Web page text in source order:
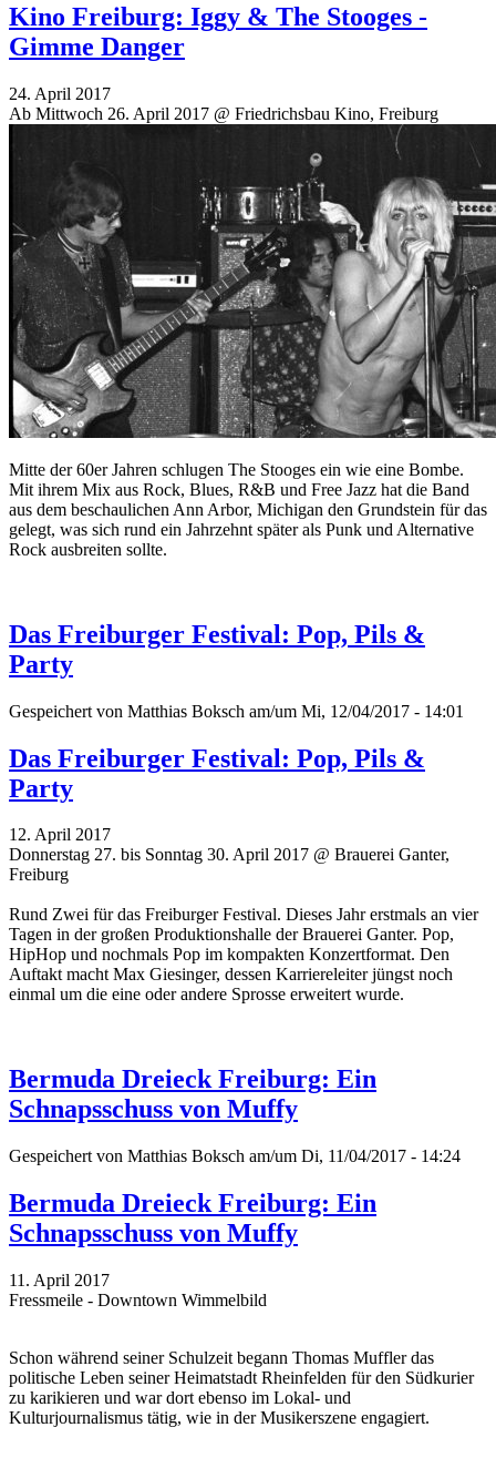
Kino Freiburg: Iggy & The Stooges -
Gimme Danger
24. April 2017
Ab Mittwoch 26. April 2017 @ Friedrichsbau Kino, Freiburg
Mitte der 60er Jahren schlugen The Stooges ein wie eine Bombe.
Mit ihrem Mix aus Rock, Blues, R&B und Free Jazz hat die Band
aus dem beschaulichen Ann Arbor, Michigan den Grundstein für das
gelegt, was sich rund ein Jahrzehnt später als Punk und Alternative
Rock ausbreiten sollte.
Das Freiburger Festival: Pop, Pils &
Party
Gespeichert von Matthias Boksch am/um Mi, 12/04/2017 - 14:01
Das Freiburger Festival: Pop, Pils &
Party
12. April 2017
Donnerstag 27. bis Sonntag 30. April 2017 @ Brauerei Ganter,
Freiburg
Rund Zwei für das Freiburger Festival. Dieses Jahr erstmals an vier
Tagen in der großen Produktionshalle der Brauerei Ganter. Pop,
HipHop und nochmals Pop im kompakten Konzertformat. Den
Auftakt macht Max Giesinger, dessen Karriereleiter jüngst noch
einmal um die eine oder andere Sprosse erweitert wurde.
Bermuda Dreieck Freiburg: Ein
Schnapsschuss von Muffy
Gespeichert von Matthias Boksch am/um Di, 11/04/2017 - 14:24
Bermuda Dreieck Freiburg: Ein
Schnapsschuss von Muffy
11. April 2017
Fressmeile - Downtown Wimmelbild
Schon während seiner Schulzeit begann Thomas Muffler das
politische Leben seiner Heimatstadt Rheinfelden für den Südkurier
zu karikieren und war dort ebenso im Lokal- und
Kulturjournalismus tätig, wie in der Musikerszene engagiert.